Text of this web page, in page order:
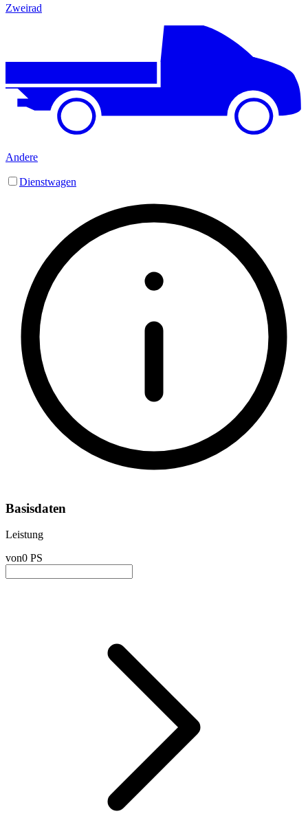
Zweirad
Andere
Dienstwagen
Basisdaten
Leistung
von0 PS